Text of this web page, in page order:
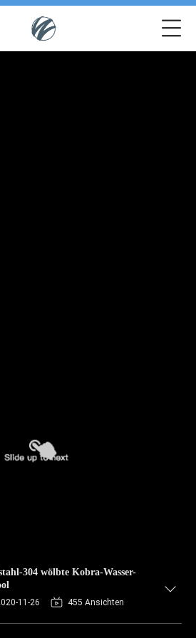
304 wölbte Kobra-Wasser-
11-26 455 Ansichten